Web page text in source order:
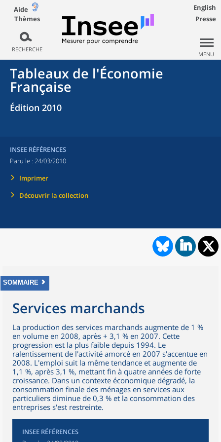
Aide
Thèmes
RECHERCHE
English
Presse
MENU
Tableaux de l'Économie
Française
Édition 2010
INSEE RÉFÉRENCES
Paru le : 24/03/2010
Imprimer
Découvrir la collection
SOMMAIRE
Services marchands
La production des services marchands augmente de 1 %
en volume en 2008, après + 3,1 % en 2007. Cette
progression est la plus faible depuis 1994. Le
ralentissement de l'activité amorcé en 2007 s'accentue en
2008. L'emploi suit la même tendance et augmente de
1,1 %, après 3,1 %, mettant fin à quatre années de forte
croissance. Dans un contexte économique dégradé, la
consommation finale des ménages en services aux
particuliers diminue de 0,3 % et la consommation des
entreprises s'est restreinte.
INSEE RÉFÉRENCES